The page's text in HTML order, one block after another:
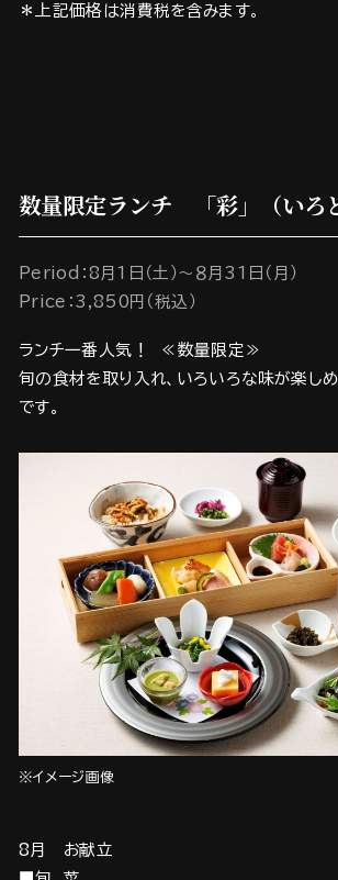
＊上記価格は消費税を含みます。
数量限定ランチ 「彩」（いろ
Period：8月1日（土）～８月31日（月）
Price：3,850円（税込）
ランチ一番人気！ ≪数量限定≫
旬の食材を取り入れ、いろいろな味が楽しめ
です。
※イメージ画像
8月 お献立